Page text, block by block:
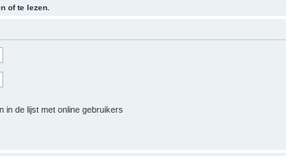
of te lezen.
in de lijst met online gebruikers